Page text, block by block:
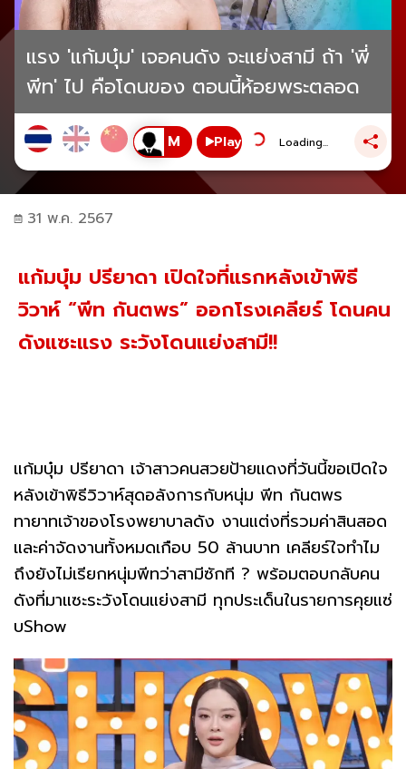
แรง 'แก้มบุ๋ม' เจอคนดัง จะแย่งสามี ถ้า 'พี่
พีท' ไป คือโดนของ ตอนนี้ห้อยพระตลอด
Play Loading...
31 พ.ค. 2567
แก้มบุ๋ม ปรียาดา เปิดใจที่แรกหลังเข้าพิธี
วิวาห์ “พีท กันตพร” ออกโรงเคลียร์ โดนคน
ดังแซะแรง ระวังโดนแย่งสามี!!
แก้มบุ๋ม ปรียาดา เจ้าสาวคนสวยป้ายแดงที่วันนี้ขอเปิดใจ
หลังเข้าพิธีวิวาห์สุดอลังการกับหนุ่ม พีท กันตพร
ทายาทเจ้าของโรงพยาบาลดัง งานแต่งที่รวมค่าสินสอด
และค่าจัดงานทั้งหมดเกือบ 50 ล้านบาท เคลียร์ใจทำไม
ถึงยังไม่เรียกหนุ่มพีทว่าสามีซักที ? พร้อมตอบกลับคน
ดังที่มาแซะระวังโดนแย่งสามี ทุกประเด็นในรายการคุยแซ่
บShow